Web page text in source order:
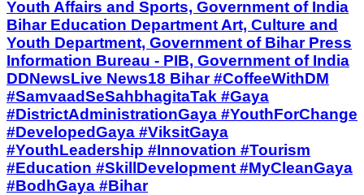
Youth Affairs and Sports, Government of India
Bihar Education Department Art, Culture and
Youth Department, Government of Bihar Press
Information Bureau - PIB, Government of India
DDNewsLive News18 Bihar #CoffeeWithDM
#SamvaadSeSahbhagitaTak #Gaya
#DistrictAdministrationGaya #YouthForChange
#DevelopedGaya #ViksitGaya
#YouthLeadership #Innovation #Tourism
#Education #SkillDevelopment #MyCleanGaya
#BodhGaya #Bihar